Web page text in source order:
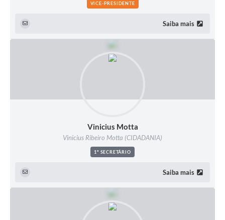
VICE-PRESIDENTE
Saiba mais
Vinicius Motta
Vinicius Ribeiro Motta (CIDADANIA)
1º SECRETÁRIO
Saiba mais